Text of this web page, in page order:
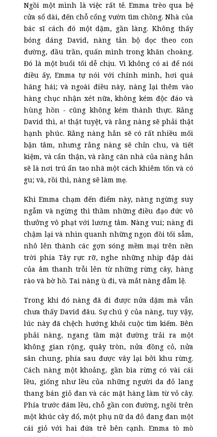
Ngồi một mình là việc rất tẻ. Emma trèo qua bệ
cửa sổ dài, đến chỗ cổng vườn tìm chồng. Nhà của
bác sĩ cách đó một dặm, gần làng. Không thấy
bóng dáng David, nàng tản bộ dọc theo con
đường, đầu trần, quấn mình trong khăn choàng.
Đó là một buổi tối dễ chịu. Vì không có ai để nói
điều ấy, Emma tự nói với chính mình, hơi quá
hăng hái; và ngoài điều này, nàng lại thêm vào
hàngchục nhận xét nữa, không kém độc đáo và
hùng hồn - cũng không kém thành thực. Rằng
David thì, a! thật tuyệt, và rằng nàng sẽ phải thật
hạnh phúc. Rằng nàng hẳn sẽ có rất nhiều mối
bận tâm, nhưng rằng nàng sẽ chỉn chu, và tiết
kiệm, và cẩn thận, và rằng căn nhà của nàng hẳn
sẽ là nơi trú ẩn tao nhã một cách khiêm tốn và có
gu; và, rồi thì, nàng sẽ làm mẹ.
Khi Emma chạm đến điểm này, nàng ngừng suy
ngẫm và ngừng thì thầm những điều đạo đức vô
thưởng vô phạt với lương tâm. Nàng vui; nàng đi
chậm lại và nhìn quanh những ngọn đồi tối sẫm,
nhô lên thànhcác gợn sóng mềm mại trên nền
trời phía Tây rực rỡ, nghe những nhịp đập dài
của âm thanh trỗi lên từ những rừng cây, hàng
rào và bờ hồ. Tai nàng ù đi, và mắt nàng đẫm lệ.
Trong khi đó nàng đã đi được nửa dặm mà vẫn
chưa thấy David đâu. Sự chú ý của nàng, tuy vậy,
lúc này đã chệch hướng khỏi cuộc tìm kiếm. Bên
phải nàng, ngang tầm mặt đường trải ra một
không gian rộng, quây tròn, nửa đồng cỏ, nửa
sân chung, phía sau được vây lại bởi khu rừng.
Cách nàng một khoảng, gần bìa rừng có vài cái
lều, giống như lều của những người da đỏ lang
thang bán giỏ đan và các mặt hàng làm từ vỏ cây.
Phía trước đám lều, chỗ gần con đường, ngồi trên
một khúc cây đổ, một phụ nữ da đỏ đang đan một
cái giỏ với hai đứa trẻ bên cạnh. Emma tò mò